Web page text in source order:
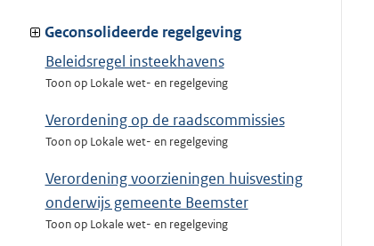
Geconsolideerde regelgeving
Beleidsregel insteekhavens
Toon op Lokale wet- en regelgeving
Verordening op de raadscommissies
Toon op Lokale wet- en regelgeving
Verordening voorzieningen huisvesting
onderwijs gemeente Beemster
Toon op Lokale wet- en regelgeving